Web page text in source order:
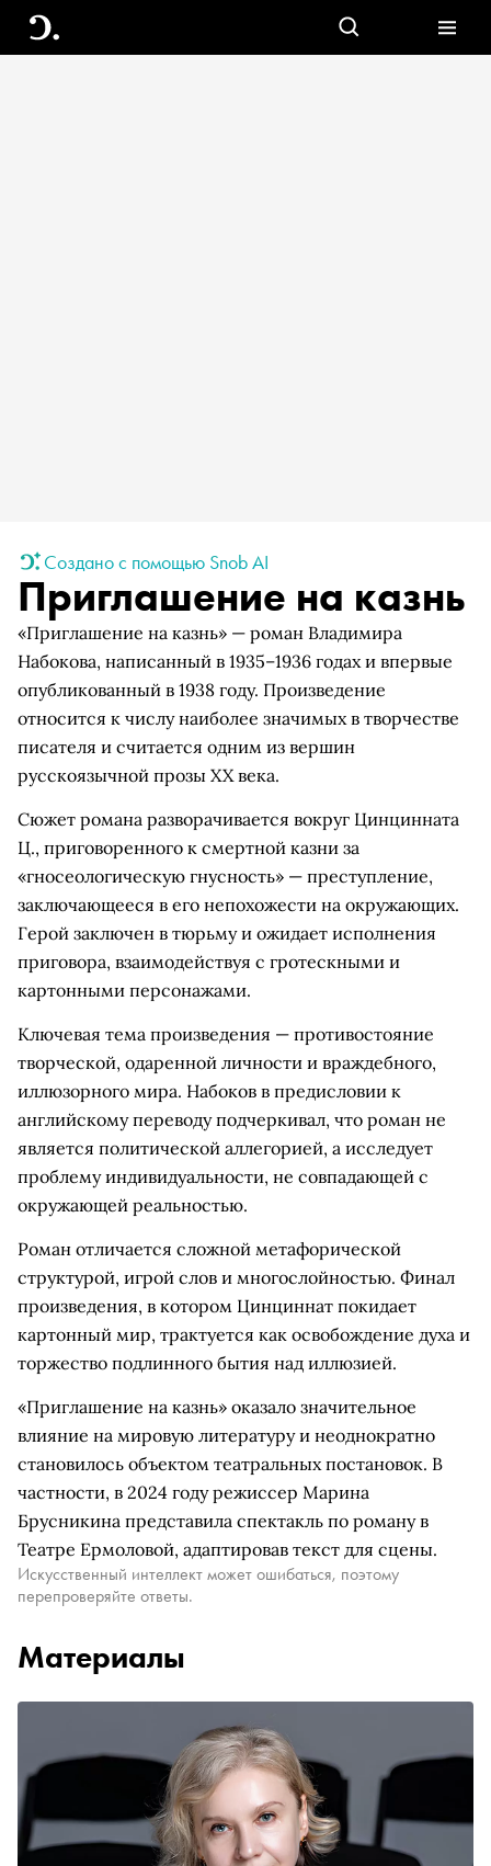
Создано с помощью Snob AI
Приглашение на казнь
«Приглашение на казнь» — роман Владимира
Набокова, написанный в 1935–1936 годах и впервые
опубликованный в 1938 году. Произведение
относится к числу наиболее значимых в творчестве
писателя и считается одним из вершин
русскоязычной прозы XX века.
Сюжет романа разворачивается вокруг Цинцинната
Ц., приговоренного к смертной казни за
«гносеологическую гнусность» — преступление,
заключающееся в его непохожести на окружающих.
Герой заключен в тюрьму и ожидает исполнения
приговора, взаимодействуя с гротескными и
картонными персонажами.
Ключевая тема произведения — противостояние
творческой, одаренной личности и враждебного,
иллюзорного мира. Набоков в предисловии к
английскому переводу подчеркивал, что роман не
является политической аллегорией, а исследует
проблему индивидуальности, не совпадающей с
окружающей реальностью.
Роман отличается сложной метафорической
структурой, игрой слов и многослойностью. Финал
произведения, в котором Цинциннат покидает
картонный мир, трактуется как освобождение духа и
торжество подлинного бытия над иллюзией.
«Приглашение на казнь» оказало значительное
влияние на мировую литературу и неоднократно
становилось объектом театральных постановок. В
частности, в 2024 году режиссер Марина
Брусникина представила спектакль по роману в
Театре Ермоловой, адаптировав текст для сцены.
Искусственный интеллект может ошибаться, поэтому
перепроверяйте ответы.
Материалы